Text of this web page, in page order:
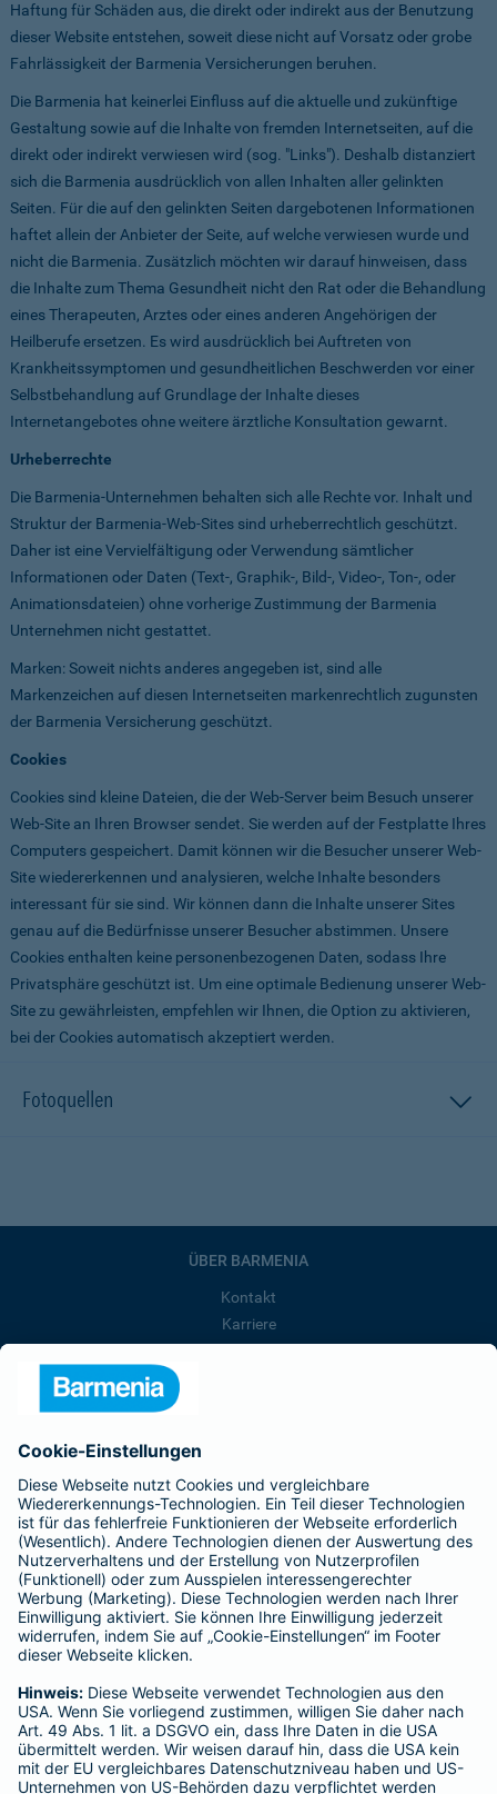
Haftung für Schäden aus, die direkt oder indirekt aus der Benutzung
dieser Website entstehen, soweit diese nicht auf Vorsatz oder grobe
Fahrlässigkeit der Barmenia Versicherungen beruhen.
Die Barmenia hat keinerlei Einfluss auf die aktuelle und zukünftige
Gestaltung sowie auf die Inhalte von fremden Internetseiten, auf die
direkt oder indirekt verwiesen wird (sog. "Links"). Deshalb distanziert
sich die Barmenia ausdrücklich von allen Inhalten aller gelinkten
Seiten. Für die auf den gelinkten Seiten dargebotenen Informationen
haftet allein der Anbieter der Seite, auf welche verwiesen wurde und
nicht die Barmenia. Zusätzlich möchten wir darauf hinweisen, dass
die Inhalte zum Thema Gesundheit nicht den Rat oder die Behandlung
eines Therapeuten, Arztes oder eines anderen Angehörigen der
Heilberufe ersetzen. Es wird ausdrücklich bei Auftreten von
Krankheitssymptomen und gesundheitlichen Beschwerden vor einer
Selbstbehandlung auf Grundlage der Inhalte dieses
Internetangebotes ohne weitere ärztliche Konsultation gewarnt.
Urheberrechte
Die Barmenia-Unternehmen behalten sich alle Rechte vor. Inhalt und
Struktur der Barmenia-Web-Sites sind urheberrechtlich geschützt.
Daher ist eine Vervielfältigung oder Verwendung sämtlicher
Informationen oder Daten (Text-, Graphik-, Bild-, Video-, Ton-, oder
Animationsdateien) ohne vorherige Zustimmung der Barmenia
Unternehmen nicht gestattet.
Marken: Soweit nichts anderes angegeben ist, sind alle
Markenzeichen auf diesen Internetseiten markenrechtlich zugunsten
der Barmenia Versicherung geschützt.
Cookies
Cookies sind kleine Dateien, die der Web-Server beim Besuch unserer
Web-Site an Ihren Browser sendet. Sie werden auf der Festplatte Ihres
Computers gespeichert. Damit können wir die Besucher unserer Web-
Site wiedererkennen und analysieren, welche Inhalte besonders
interessant für sie sind. Wir können dann die Inhalte unserer Sites
genau auf die Bedürfnisse unserer Besucher abstimmen. Unsere
Cookies enthalten keine personenbezogenen Daten, sodass Ihre
Privatsphäre geschützt ist. Um eine optimale Bedienung unserer Web-
Site zu gewährleisten, empfehlen wir Ihnen, die Option zu aktivieren,
bei der Cookies automatisch akzeptiert werden.
Fotoquellen
ÜBER BARMENIA
Kontakt
Karriere
Barmenia ist Teil der BarmeniaGothaer
BELIEBTE SEITEN
Kranken-Zusatzversicherung
Tierversicherungen
Haftpflichtversicherung
Hausratversicherung
Adresse ändern
Schaden melden
Kilometerstandsmeldung
Serviceübersicht